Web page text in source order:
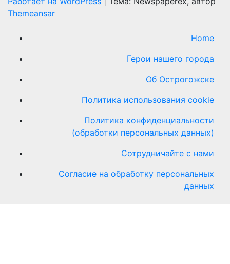
Themeansar
Home
Герои нашего города
Об Острогожске
Политика использования cookie
Политика конфиденциальности
(обработки персональных данных)
Сотрудничайте с нами
Согласие на обработку персональных
данных